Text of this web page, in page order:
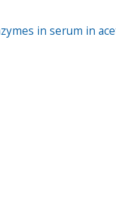
in serum in